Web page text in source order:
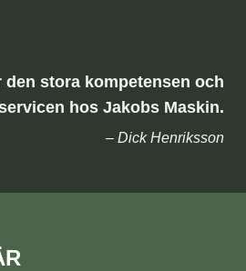
stora kompetensen och
hos Jakobs Maskin.
– Dick Henriksson